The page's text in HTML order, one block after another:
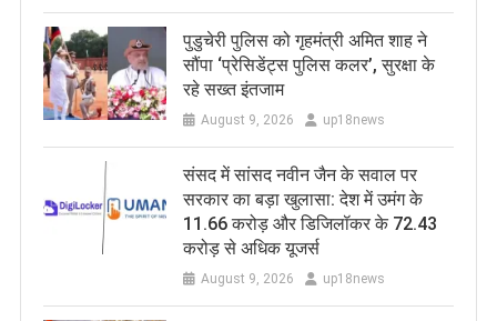
पुडुचेरी पुलिस को गृहमंत्री अमित शाह ने
सौंपा ‘प्रेसिडेंट्स पुलिस कलर’, सुरक्षा के
रहे सख्त इंतजाम
August 9, 2026 up18news
संसद में सांसद नवीन जैन के सवाल पर
सरकार का बड़ा खुलासा: देश में उमंग के
11.66 करोड़ और डिजिलॉकर के 72.43
करोड़ से अधिक यूजर्स
August 9, 2026 up18news